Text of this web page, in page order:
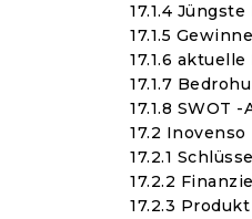
17.1.4
17.1.5
17.1.6
17.1.7
17.1.8 SWOT -
17.2 Inovenso
17.2.1
17.2.2
17.2.3